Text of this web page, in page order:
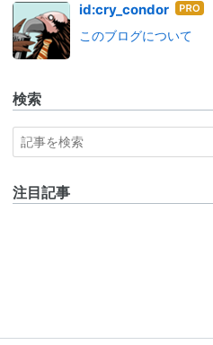
id:cry_condor はて
ログ
このブログについて
検索
注目記事